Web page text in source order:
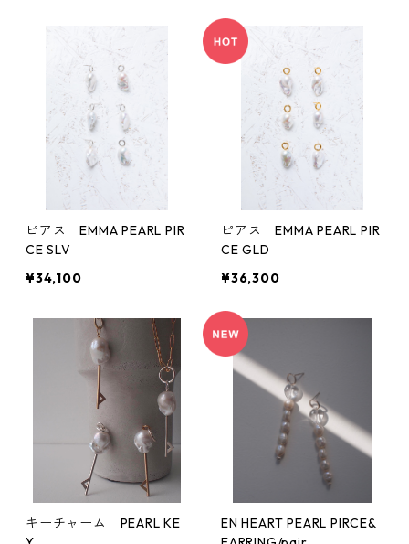
ピアス EMMA PEARL PIR
CE SLV
¥34,100
ピアス EMMA PEARL PIR
CE GLD
¥36,300
キーチャーム PEARL KE
EN HEART PEARL PIRCE&